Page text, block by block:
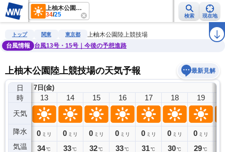
上柚木公園陸上競技場
34/25 検索 現在地
雨雲レーダー 台風情報 地震情報 警報・注意報 ラ
トップ 関東 東京都
上柚木公園陸上競技場
台風情報
台風13号・15号｜今後の予想進路
上柚木公園陸上競技場の天気予報 最新見解
日
時
天気
降水
気温
7日(金)
12
0ミリ
34℃
13
0 ミリ
34℃
14
0 ミリ
33℃
15
0 ミリ
32℃
16
0 ミリ
33℃
17
0 ミリ
31℃
18
0 ミリ
30℃
19
0 ミリ
29℃